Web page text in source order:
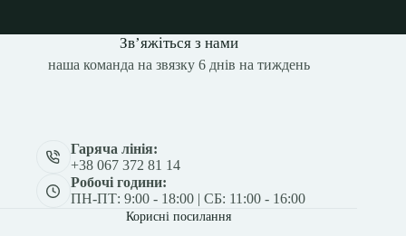
Зв’яжіться з нами
наша команда на звязку 6 днів на тиждень
Гаряча лінія:
+38 067 372 81 14
Робочі години:
ПН-ПТ: 9:00 - 18:00 | СБ: 11:00 - 16:00
Корисні посилання